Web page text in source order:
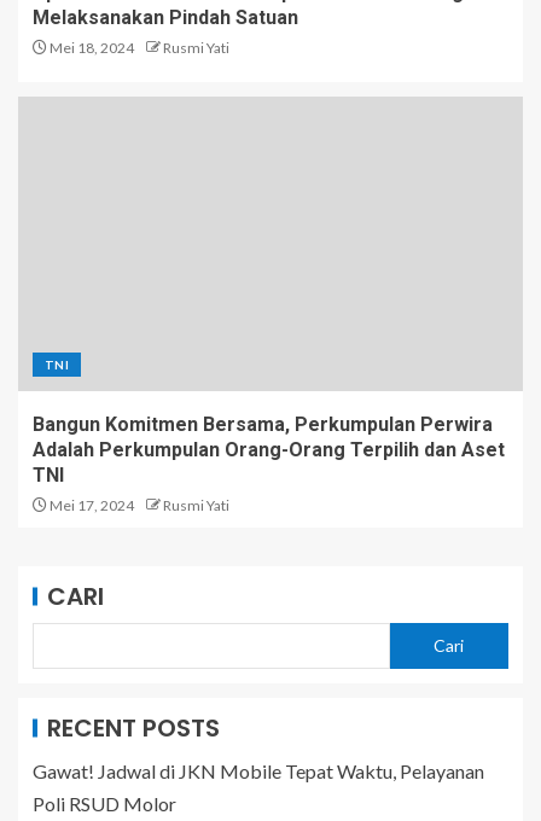
Melaksanakan Pindah Satuan
Mei 18, 2024 Rusmi Yati
TNI
Bangun Komitmen Bersama, Perkumpulan Perwira
Adalah Perkumpulan Orang-Orang Terpilih dan Aset
TNI
Mei 17, 2024 Rusmi Yati
CARI
Cari
RECENT POSTS
Gawat! Jadwal di JKN Mobile Tepat Waktu, Pelayanan
Poli RSUD Molor